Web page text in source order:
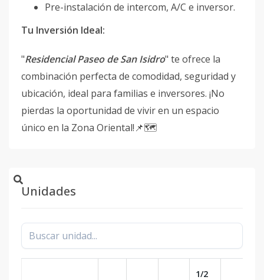
Pre-instalación de intercom, A/C e inversor.
Tu Inversión Ideal:
"Residencial Paseo de San Isidro" te ofrece la
combinación perfecta de comodidad, seguridad y
ubicación, ideal para familias e inversores. ¡No
pierdas la oportunidad de vivir en un espacio
único en la Zona Oriental!📌🗺
Unidades
1/2